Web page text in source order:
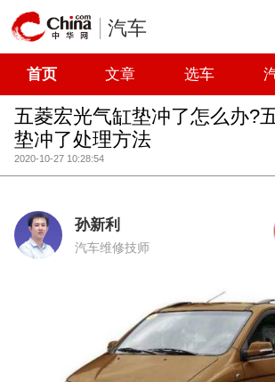
汽车
首页 文章 选车
五菱宏光气缸垫冲了怎么办?
垫冲了处理方法
2020-10-27 10:28:54
孙新利
汽车维修技师